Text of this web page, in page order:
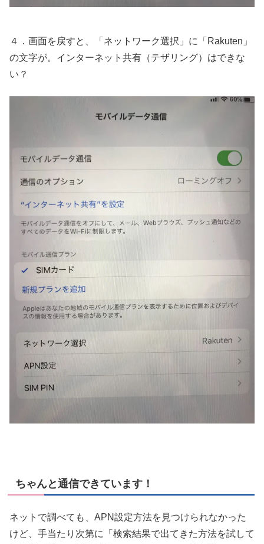
４．画面を戻すと、「ネットワーク選択」に「Rakuten」
の文字が。インターネット共有（テザリング）はできな
い？
ちゃんと通信できています！
ネットで調べても、APN設定方法を見つけられなかった
けど、手当たり次第に「検索結果で出てきた方法を試して